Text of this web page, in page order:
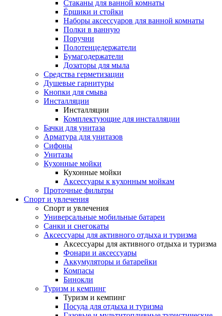
Стаканы для ванной комнаты
Ёршики и стойки
Наборы аксессуаров для ванной комнаты
Полки в ванную
Поручни
Полотенцедержатели
Бумагодержатели
Дозаторы для мыла
Средства герметизации
Душевые гарнитуры
Кнопки для смыва
Инсталляции
Инсталляции
Комплектующие для инсталляции
Бачки для унитаза
Арматура для унитазов
Сифоны
Унитазы
Кухонные мойки
Кухонные мойки
Аксессуары к кухонным мойкам
Проточные фильтры
Спорт и увлечения
Спорт и увлечения
Универсальные мобильные батареи
Санки и снегокаты
Аксессуары для активного отдыха и туризма
Аксессуары для активного отдыха и туризма
Фонари и аксессуары
Аккумуляторы и батарейки
Компасы
Бинокли
Туризм и кемпинг
Туризм и кемпинг
Посуда для отдыха и туризма